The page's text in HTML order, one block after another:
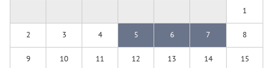
1
2 3 4 5 6 7 8
9 10 11 12 13 14 15